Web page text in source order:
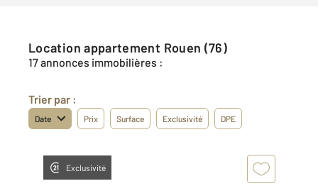
Location appartement Rouen (76)
17 annonces immobilières :
Trier par :
Date Prix Surface Exclusivité DPE
Exclusivité